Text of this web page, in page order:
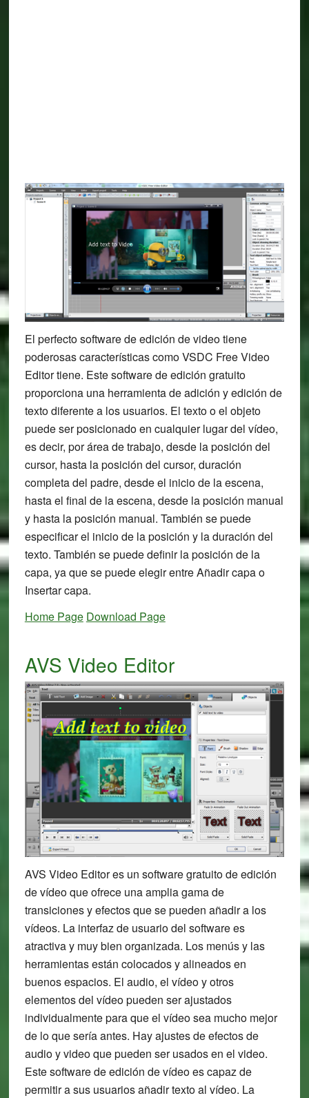
El perfecto software de edición de video tiene
poderosas características como VSDC Free Video
Editor tiene. Este software de edición gratuito
proporciona una herramienta de adición y edición de
texto diferente a los usuarios. El texto o el objeto
puede ser posicionado en cualquier lugar del vídeo,
es decir, por área de trabajo, desde la posición del
cursor, hasta la posición del cursor, duración
completa del padre, desde el inicio de la escena,
hasta el final de la escena, desde la posición manual
y hasta la posición manual. También se puede
especificar el inicio de la posición y la duración del
texto. También se puede definir la posición de la
capa, ya que se puede elegir entre Añadir capa o
Insertar capa.
Home Page Download Page
AVS Video Editor
AVS Video Editor es un software gratuito de edición
de vídeo que ofrece una amplia gama de
transiciones y efectos que se pueden añadir a los
vídeos. La interfaz de usuario del software es
atractiva y muy bien organizada. Los menús y las
herramientas están colocados y alineados en
buenos espacios. El audio, el vídeo y otros
elementos del vídeo pueden ser ajustados
individualmente para que el vídeo sea mucho mejor
de lo que sería antes. Hay ajustes de efectos de
audio y video que pueden ser usados en el video.
Este software de edición de vídeo es capaz de
permitir a sus usuarios añadir texto al vídeo. La